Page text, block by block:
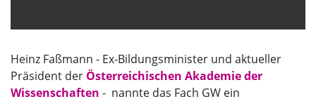
Heinz Faßmann - Ex-Bildungsminister und aktueller
Präsident der Österreichischen Akademie der
Wissenschaften ​​​​​​​ - nannte das Fach GW ein